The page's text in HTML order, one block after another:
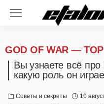
GOD OF WAR — ТОР
Вы узнаете всё
какую роль он
Советы и секреты
10